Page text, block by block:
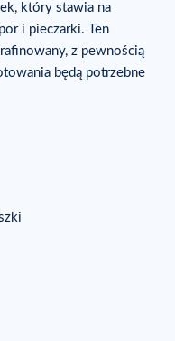
który stawia na
i pieczarki. Ten
z pewnością
będą potrzebne